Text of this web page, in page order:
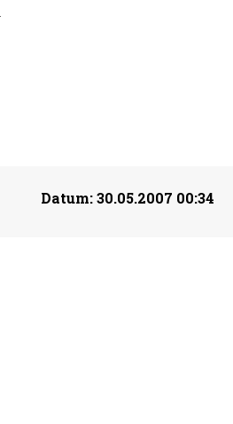
Datum:30.05.2007 00:34